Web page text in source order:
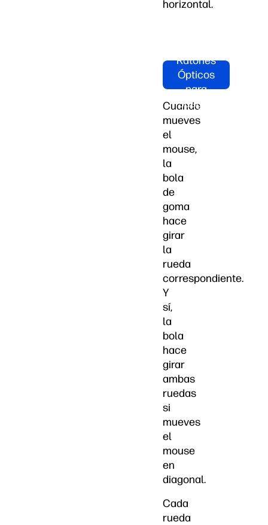
horizontal.
Ratones
Ópticos
para
Juegos
Cuando
mueves
el
mouse,
la
bola
de
goma
hace
girar
la
rueda
correspondiente.
Y
sí,
la
bola
hace
girar
ambas
ruedas
si
mueves
el
mouse
en
diagonal.
Cada
rueda